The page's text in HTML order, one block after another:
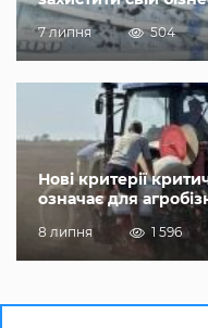
7 липня 504
Нові критерії
означає для
8 липня 1 596